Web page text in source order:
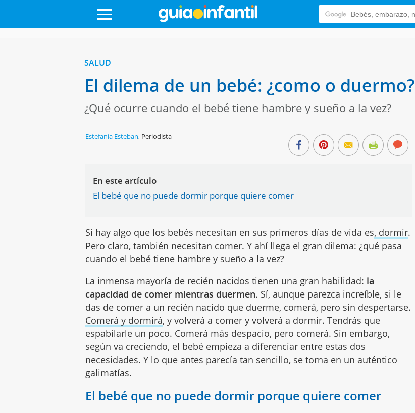
SALUD
El dilema de un bebé: ¿como o duermo?
¿Qué ocurre cuando el bebé tiene hambre y sueño a la vez?
Estefanía Esteban, Periodista
En este artículo
El bebé que no puede dormir porque quiere comer
Si hay algo que los bebés necesitan en sus primeros días de vida es, dormir.
Pero claro, también necesitan comer. Y ahí llega el gran dilema: ¿qué pasa
cuando el bebé tiene hambre y sueño a la vez?
La inmensa mayoría de recién nacidos tienen una gran habilidad: la
capacidad de comer mientras duermen. Sí, aunque parezca increíble, si le
das de comer a un recién nacido que duerme, comerá, pero sin despertarse.
Comerá y dormirá, y volverá a comer y volverá a dormir. Tendrás que
espabilarle un poco. Comerá más despacio, pero comerá. Sin embargo,
según va creciendo, el bebé empieza a diferenciar entre estas dos
necesidades. Y lo que antes parecía tan sencillo, se torna en un auténtico
galimatías.
El bebé que no puede dormir porque quiere comer